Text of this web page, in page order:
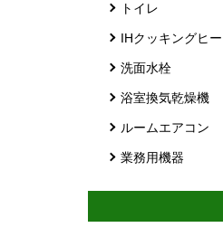
トイレ
IHクッキングヒ
洗面水栓
浴室換気乾燥機
ルームエアコン
業務用機器